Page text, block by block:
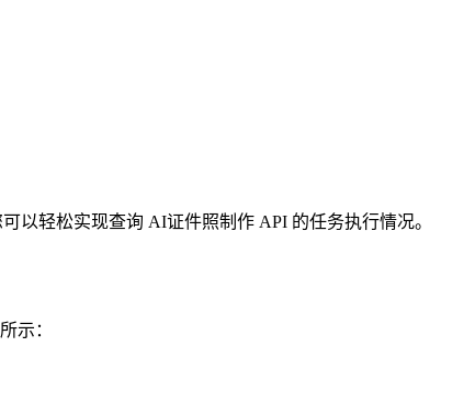
以轻松实现查询 AI证件照制作 API 的任务执行情况。
示：